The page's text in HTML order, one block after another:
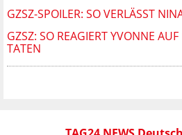
GZSZ-SPOILER: SO VERLÄSST
GZSZ: SO REAGIERT YVONNE
TATEN